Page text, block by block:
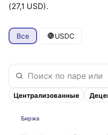
(27,1 USD).
Все USDC
Централизованные
Биржа